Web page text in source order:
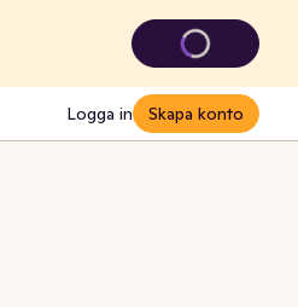
Logga in Skapa konto